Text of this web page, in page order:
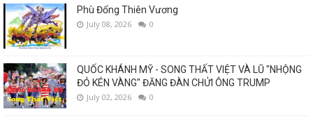
Phù Đổng Thiên Vương
July 08, 2026 0
QUỐC KHÁNH MỸ - SONG THẤT VIỆT VÀ LŨ "NHỘNG
ĐỎ KÉN VÀNG" ĐĂNG ĐÀN CHỬI ÔNG TRUMP
July 02, 2026 0